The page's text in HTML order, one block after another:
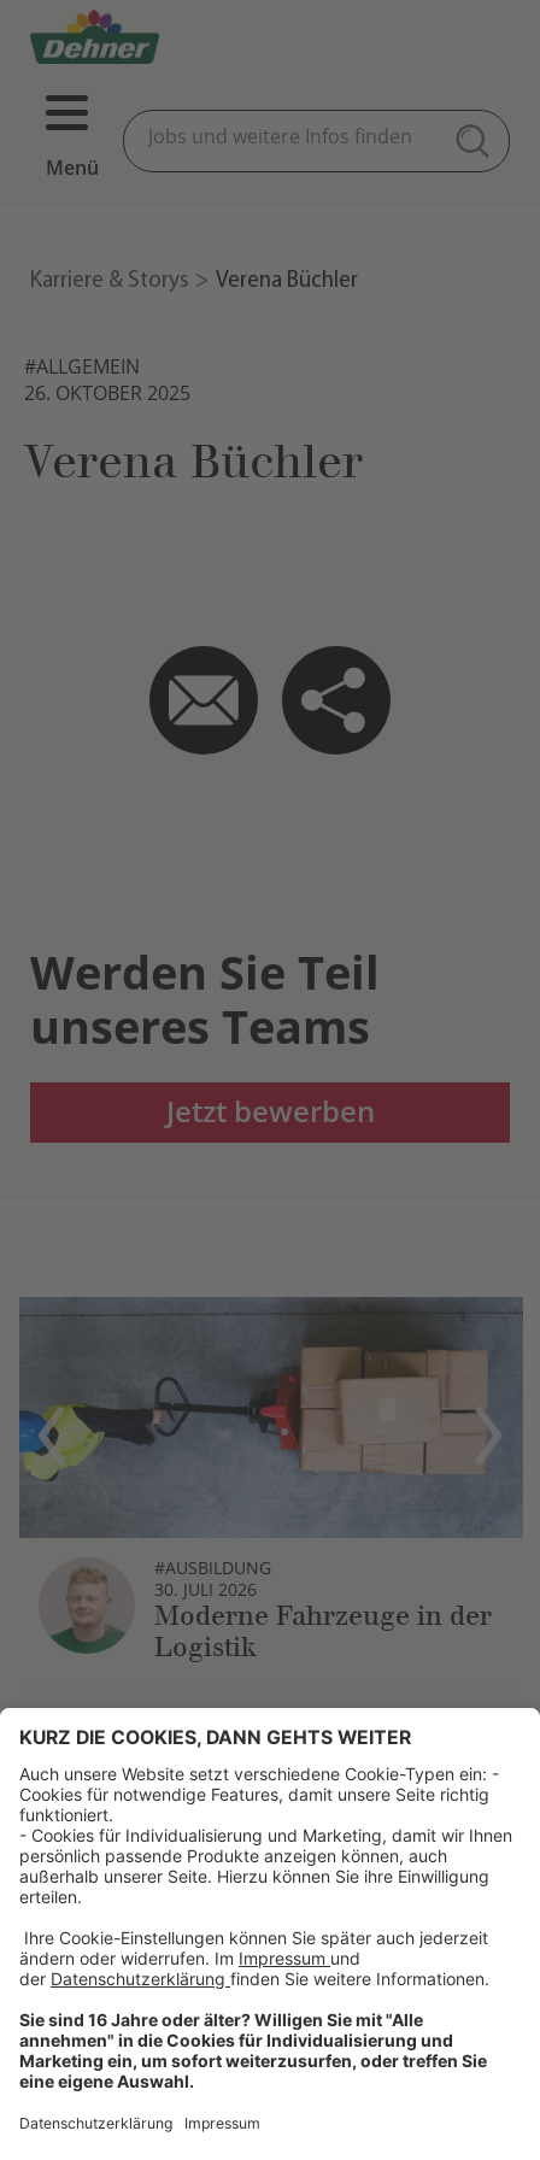
Menü
Karriere & Storys Verena Büchler
#ALLGEMEIN
26. OKTOBER 2025
Verena Büchler
Werden Sie Teil
unseres Teams
Jetzt bewerben
Previous
#AUSBILDUNG
30. JULI 2026
Moderne Fahrzeuge in der
Logistik
Next
Über uns
Dehner Unternehmen
Jobs bei Dehner